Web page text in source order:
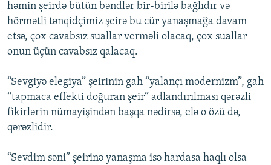
həmin şeirdə bütün bəndlər bir-birilə bağlıdır və
hörmətli tənqidçimiz şeirə bu cür yanaşmağa davam
etsə, çox cavabsız suallar verməli olacaq, çox suallar
onun üçün cavabsız qalacaq.
“Sevgiyə elegiya” şeirinin gah “yalançı modernizm”, gah
“tapmaca effekti doğuran şeir” adlandırılması qərəzli
fikirlərin nümayişindən başqa nədirsə, elə o özü də,
qərəzlidir.
“Sevdim səni” şeirinə yanaşma isə hardasa haqlı olsa